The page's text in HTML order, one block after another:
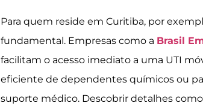
Para quem reside em Curitiba, por
fundamental. Empresas como a Brasil
facilitam o acesso imediato a uma UTI
eficiente de dependentes químicos ou
suporte médico. Descobrir detalhes